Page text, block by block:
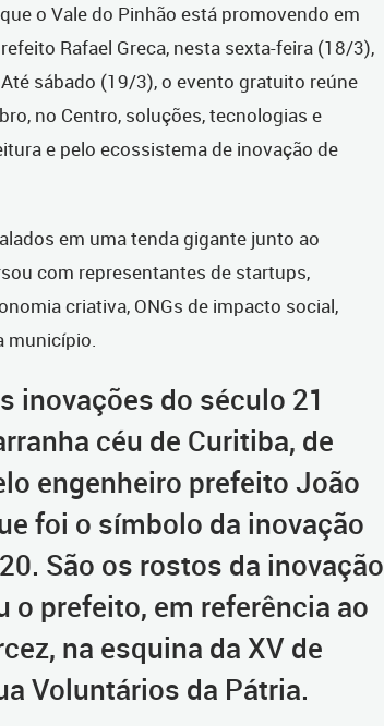
o Vale do Pinhão está promovendo em
Rafael Greca, nesta sexta-feira (18/3),
sábado (19/3), o evento gratuito reúne
no Centro, soluções, tecnologias e
e pelo ecossistema de inovação de
em uma tenda gigante junto ao
com representantes de startups,
criativa, ONGs de impacto social,
município.
inovações do século 21
céu de Curitiba, de
engenheiro prefeito João
foi o símbolo da inovação
São os rostos da inovação
o prefeito, em referência ao
na esquina da XV de
Voluntários da Pátria.